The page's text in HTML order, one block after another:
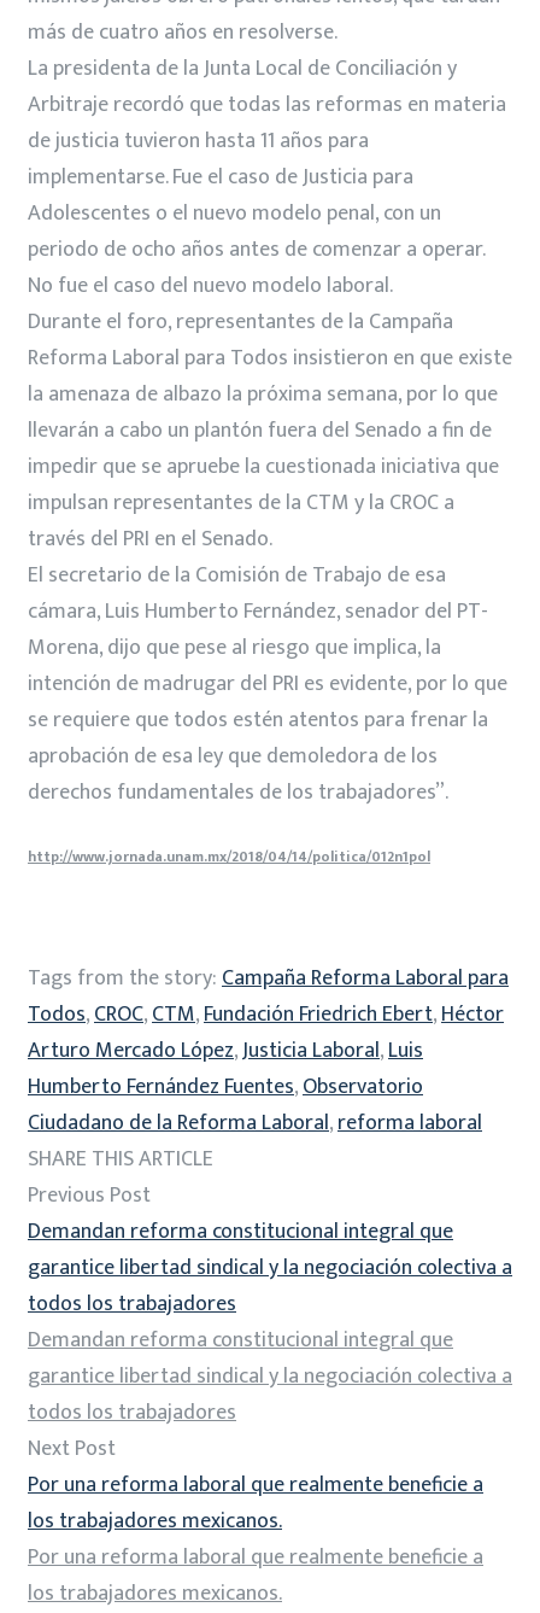
más de cuatro años en resolverse.
La presidenta de la Junta Local de Conciliación y
Arbitraje recordó que todas las reformas en materia
de justicia tuvieron hasta 11 años para
implementarse. Fue el caso de Justicia para
Adolescentes o el nuevo modelo penal, con un
periodo de ocho años antes de comenzar a operar.
No fue el caso del nuevo modelo laboral.
Durante el foro, representantes de la Campaña
Reforma Laboral para Todos insistieron en que existe
la amenaza de albazo la próxima semana, por lo que
llevarán a cabo un plantón fuera del Senado a fin de
impedir que se apruebe la cuestionada iniciativa que
impulsan representantes de la CTM y la CROC a
través del PRI en el Senado.
El secretario de la Comisión de Trabajo de esa
cámara, Luis Humberto Fernández, senador del PT-
Morena, dijo que pese al riesgo que implica, la
intención de madrugar del PRI es evidente, por lo que
se requiere que todos estén atentos para frenar la
aprobación de esa ley que demoledora de los
derechos fundamentales de los trabajadores”.
http://www.jornada.unam.mx/2018/04/14/politica/012n1pol
Tags from the story:Campaña Reforma Laboral para
Todos,CROC,CTM,Fundación Friedrich Ebert,Héctor
Arturo Mercado López,Justicia Laboral,Luis
Humberto Fernández Fuentes,Observatorio
Ciudadano de la Reforma Laboral,reforma laboral
SHARE THIS ARTICLE
Previous Post
Demandan reforma constitucional integral que
garantice libertad sindical y la negociación colectiva a
todos los trabajadores
Demandan reforma constitucional integral que
garantice libertad sindical y la negociación colectiva a
todos los trabajadores
Next Post
Por una reforma laboral que realmente beneficie a
los trabajadores mexicanos.
Por una reforma laboral que realmente beneficie a
los trabajadores mexicanos.